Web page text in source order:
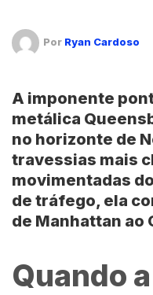
Por Ryan Cardoso
A imponente
metálica
no horizonte de
travessias mais
movimentadas
de tráfego, ela
de Manhattan ao
Quando